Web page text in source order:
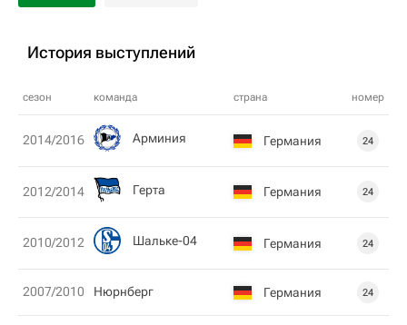
История выступлений
сезон команда страна номер
2014/2016 Арминия Германия 24
2012/2014 Герта Германия 24
2010/2012 Шальке-04 Германия 24
2007/2010 Нюрнберг Германия 24